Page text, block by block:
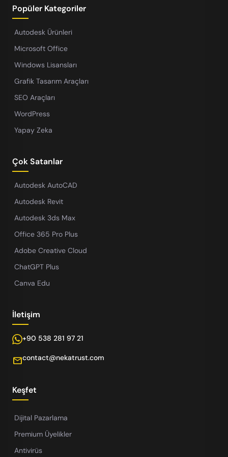
Popüler Kategoriler
Autodesk Ürünleri
Microsoft Office
Windows Lisansları
Grafik Tasarım Araçları
SEO Araçları
WordPress
Yapay Zeka
Çok Satanlar
Autodesk AutoCAD
Autodesk Revit
Autodesk 3ds Max
Office 365 Pro Plus
Adobe Creative Cloud
ChatGPT Plus
Canva Edu
İletişim
+90 538 281 97 21
mailcontact@nekatrust.com
Keşfet
Dijital Pazarlama
Premium Üyelikler
Antivirüs